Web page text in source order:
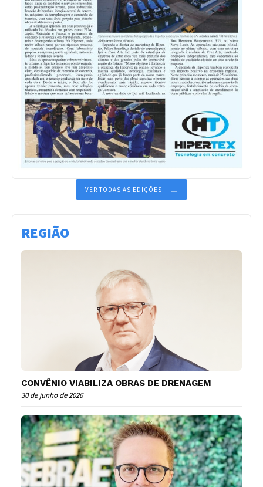
VER TODAS AS EDIÇÕES
REGIÃO
CONVÊNIO VIABILIZA OBRAS DE DRENAGEM
30 de junho de 2026